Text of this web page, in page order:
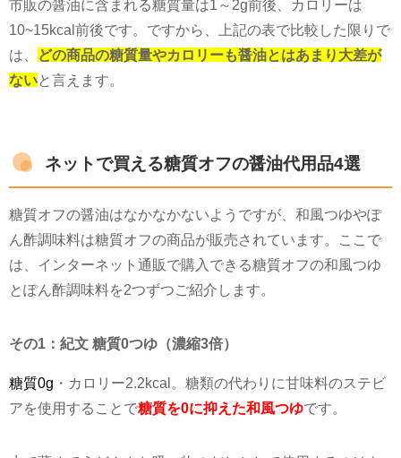
市販の醤油に含まれる糖質量は1 ～ 2g前後、カロリーは
10~15kcal 前後です。ですから、上記の表で比較した限りで
は、
どの商品の糖質量やカロリーも醤油とはあまり大差が
ないと言えます。
ネットで買える糖質オフの醤油代用品4選
糖質オフの醤油はなかなかないようですが、和風つゆやぽ
ん酢調味料は糖質オフの商品が販売されています。ここで
は、インターネット通販で購入できる糖質オフの和風つゆ
とぽん酢調味料を2つずつご紹介します。
その1：紀文 糖質0つゆ（濃縮3倍）
糖質0g ・カロリー2.2kcal
。糖類の代わりに甘味料のステビ
アを使用することで糖質を0に抑えた和風つゆです。